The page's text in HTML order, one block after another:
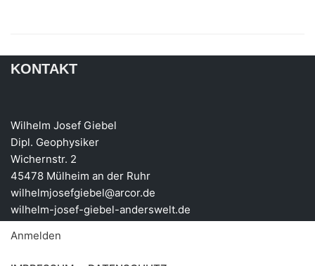
KONTAKT
Wilhelm Josef Giebel
Dipl. Geophysiker
Wichernstr. 2
45478 Mülheim an der Ruhr
wilhelmjosefgiebel@arcor.de
wilhelm-josef-giebel-anderswelt.de
Anmelden